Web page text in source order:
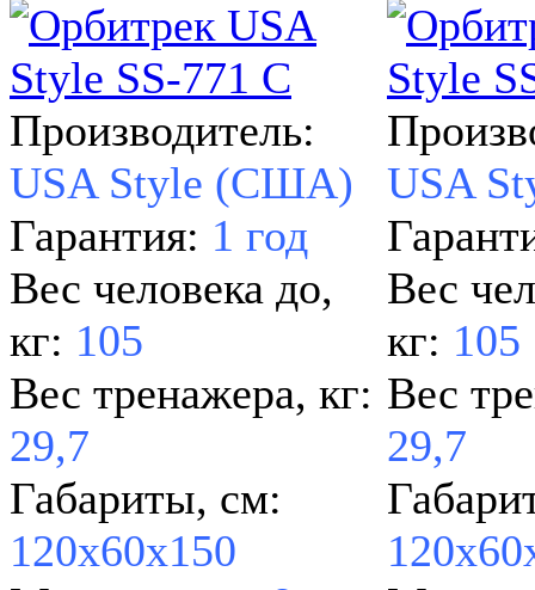
Производитель:
USA Style (США)
Гарантия: 1 год
Вес человека до,
кг: 105
Вес тренажера, кг:
29,7
Габариты, см:
120х60х150
USA
Вес
кг: 105
Вес
29,7